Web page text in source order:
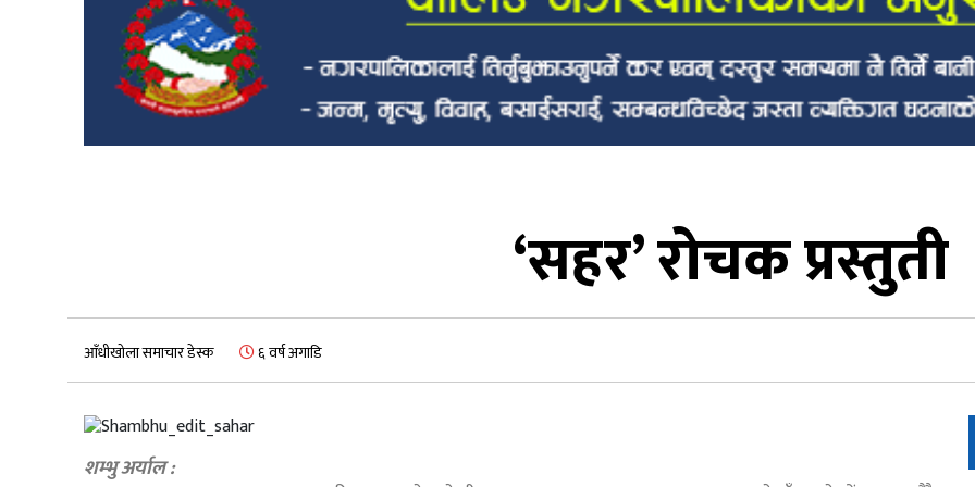
‘सहर’ रोचक प्रस्तुती
आँधीखोला समाचार डेस्क ६ वर्ष अगाडि
शम्भु अर्याल :